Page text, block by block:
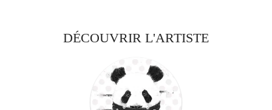
DÉCOUVRIR L'ARTISTE